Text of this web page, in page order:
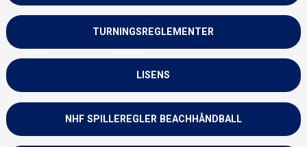
TURNINGSREGLEMENTER
LISENS
NHF SPILLEREGLER BEACHHÅNDBALL